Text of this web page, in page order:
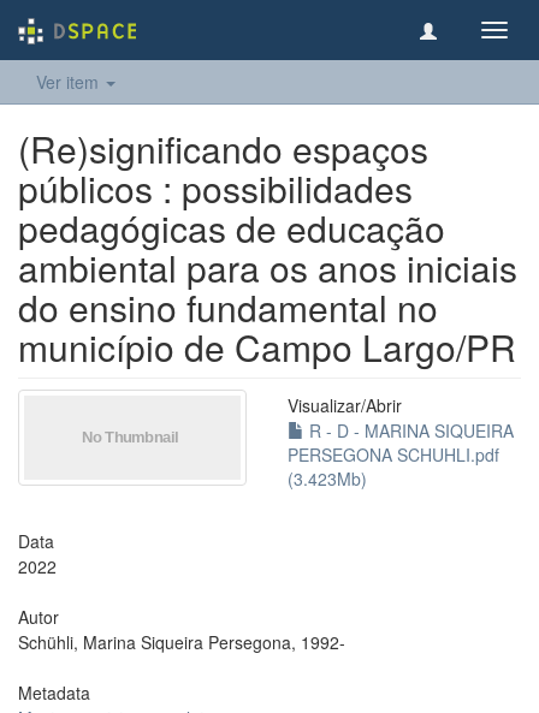
Ver item
(Re)significando espaços
públicos : possibilidades
pedagógicas de educação
ambiental para os anos iniciais
do ensino fundamental no
município de Campo Largo/PR
Visualizar/Abrir
R - D - MARINA SIQUEIRA
PERSEGONA SCHUHLI.pdf
(3.423Mb)
Data
2022
Autor
Schühli, Marina Siqueira Persegona, 1992-
Metadata